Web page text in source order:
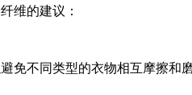
维的建议：
免不同类型的衣物相互摩擦和磨